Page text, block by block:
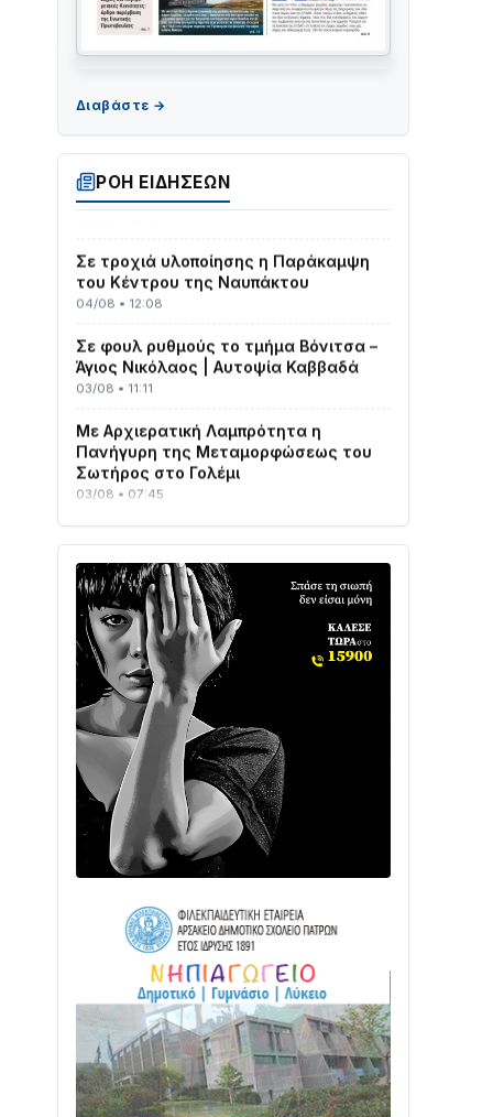
ΡΟΗ ΕΙΔΗΣΕΩΝ
05/08 • 08:41
Στο σκοτάδι μεγάλο μέρος στο Λυγιά
Ναυπάκτου
04/08 • 19:47
του Κέντρου της Ναυπάκτου
04/08 • 12:08
Άγιος Νικόλαος | Αυτοψία Καββαδά
03/08 • 11:11
Πανήγυρη της Μεταμορφώσεως του
Σωτήρος στο Γολέμι
03/08 • 07:45
02/08 • 18:26
Διαβάστε την «Ναυπακτία» που
κυκλοφορεί
31/07 • 08:16
Δωρίδα για Όλους: «Καμία εκχώρηση
των νερών στην ΕΥΔΑΠ»
28/07 • 21:46
Διαβάστε την «Ναυπακτία» που
κυκλοφορεί
24/07 • 11:31
ΕΚΤΑΚΤΟ – ΝΑΥΠΑΚΤΙΑ: ΣΥΝΑΓΕΡΜΟΣ
ΑΓΙΟ ΗΛΙΑ ΠΡΙΝ ΤΗ ΓΡΑΝΙΤΣΑ
24/07 • 11:03
ΤΟ ΠΑΡΤΥ ΣΥΝΕΧΙΖΕΤΑΙ…
05/08 • 08:41
Στο σκοτάδι μεγάλο μέρος στο Λυγιά
Ναυπάκτου
04/08 • 19:47